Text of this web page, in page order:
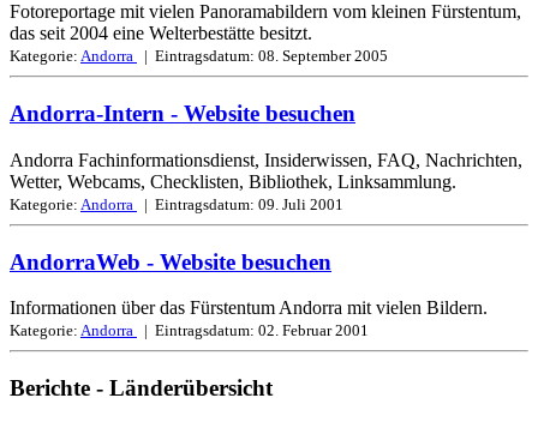
Fotoreportage mit vielen Panoramabildern vom kleinen Fürstentum,
das seit 2004 eine Welterbestätte besitzt.
Kategorie: Andorra | Eintragsdatum: 08. September 2005
Andorra-Intern - Website besuchen
Andorra Fachinformationsdienst, Insiderwissen, FAQ, Nachrichten,
Wetter, Webcams, Checklisten, Bibliothek, Linksammlung.
Kategorie: Andorra | Eintragsdatum: 09. Juli 2001
AndorraWeb - Website besuchen
Informationen über das Fürstentum Andorra mit vielen Bildern.
Kategorie: Andorra | Eintragsdatum: 02. Februar 2001
Berichte - Länderübersicht